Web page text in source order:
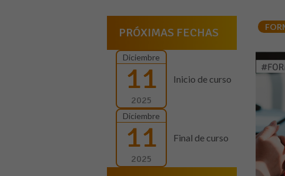
PRÓXIMAS FECHAS
Diciembre
11
2025
Inicio de curso
Diciembre
11
2025
Final de curso